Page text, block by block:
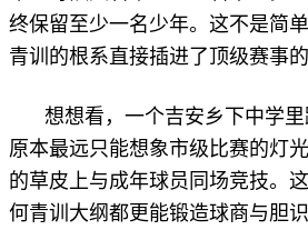
终保留至少一名少年。这不是简
青训的根系直接插进了顶级赛事的
想想看，一个吉安乡下中学里
原本最远只能想象市级比赛的灯
的草皮上与成年球员同场竞技。
何青训大纲都更能锻造球商与胆识